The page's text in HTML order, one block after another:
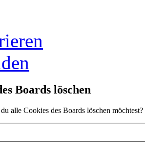
Boards löschen
alle Cookies des Boards löschen möchtest?